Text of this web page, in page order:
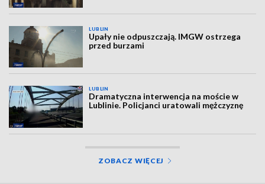
LUBLIN
Upały nie odpuszczają. IMGW ostrzega
przed burzami
LUBLIN
Dramatyczna interwencja na moście w
Lublinie. Policjanci uratowali mężczyznę
ZOBACZ WIĘCEJ